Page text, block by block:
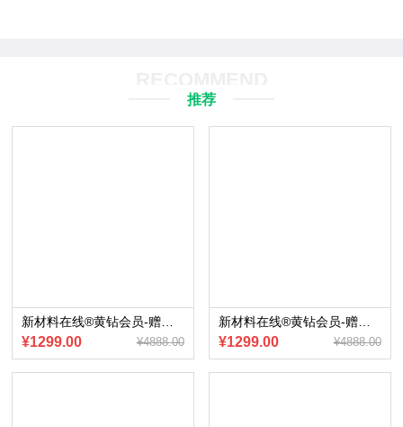
推荐
¥1299.00 ¥4888.00 ¥1299.00 ¥4888.00